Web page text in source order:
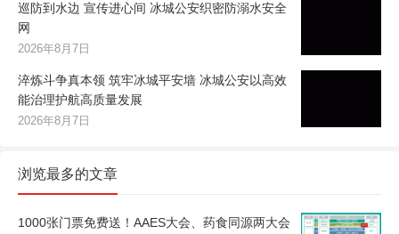
巡防到水边 宣传进心间 冰城公安织密防溺水安全
网
2026年8月7日
淬炼斗争真本领 筑牢冰城平安墙 冰城公安以高效
能治理护航高质量发展
2026年8月7日
浏览最多的文章
1000张门票免费送！AAES大会、药食同源两大会